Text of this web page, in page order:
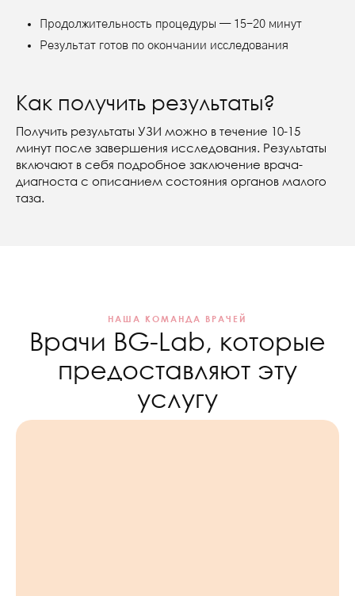
Продолжительность процедуры — 15-20 минут
Результат готов по окончании исследования
Как получить результаты?
Получить результаты УЗИ можно в течение 10-15
минут после завершения исследования. Результаты
включают в себя подробное заключение врача-
диагноста с описанием состояния органов малого
таза.
НАША КОМАНДА ВРАЧЕЙ
Врачи BG-Lab, которые
предоставляют эту
услугу